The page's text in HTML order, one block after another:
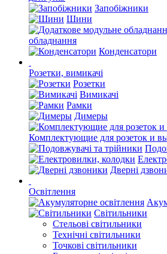
Запобіжники
Шини
обладнання
Конденсатори
Розетки, вимикачі
Розетки
Вимикачі
Рамки
Димеры
Комплектующие для розеток и
Дверні
Освітлення
Світильники
Стельові світильники
Технічні світильники
Точкові світильники